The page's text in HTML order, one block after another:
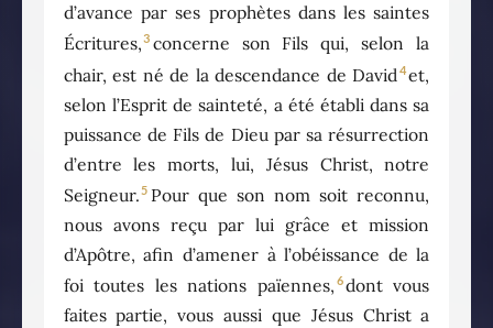
d’avance par ses prophètes dans les saintes
Écritures,3 concerne son Fils qui, selon la
chair, est né de la descendance de David 4et,
selon l’Esprit de sainteté, a été établi dans sa
puissance de Fils de Dieu par sa résurrection
d’entre les morts, lui, Jésus Christ, notre
Seigneur.5 Pour que son nom soit reconnu,
nous avons reçu par lui grâce et mission
d’Apôtre, afin d’amener à l’obéissance de la
foi toutes les nations païennes, 6dont vous
faites partie, vous aussi que Jésus Christ a